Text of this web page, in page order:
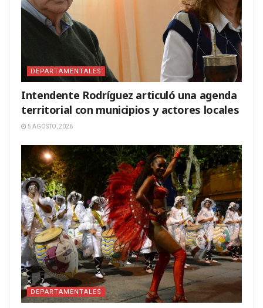
DEPARTAMENTALES
Intendente Rodríguez articuló una agenda
territorial con municipios y actores locales
5 AGOSTO, 2026
DEPARTAMENTALES